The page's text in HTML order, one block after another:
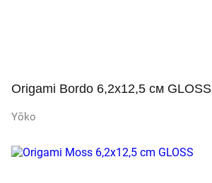
Origami Bordo 6,2x12,5 cм GLOSS
Yōko